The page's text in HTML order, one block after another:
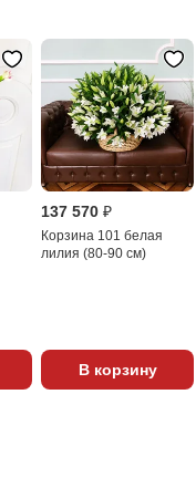
137 570 ₽
Корзина 101 белая
лилия (80-90 см)
В корзину